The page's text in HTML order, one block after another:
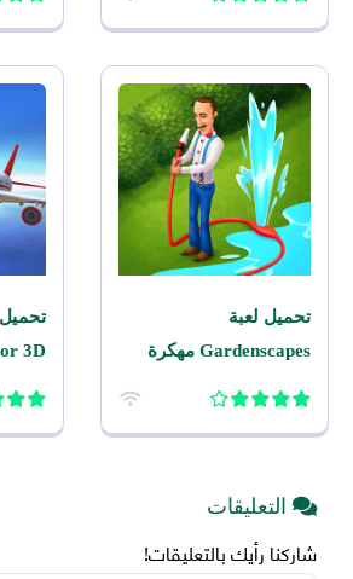
تحميل لعبة
Gardenscapes مهكرة
التعليقات
شاركنا رأيك بالتعليقات!